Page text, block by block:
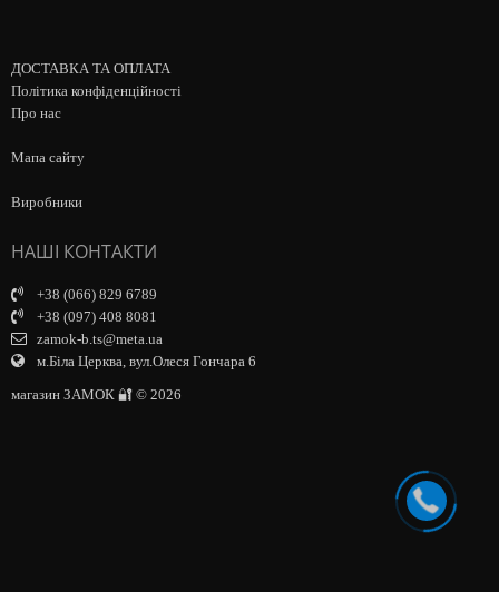
ДОСТАВКА ТА ОПЛАТА
Політика конфіденційності
Про нас
Мапа сайту
Виробники
НАШІ КОНТАКТИ
+38 (066) 829 6789
+38 (097) 408 8081
zamok-b.ts@meta.ua
м.Біла Церква, вул.Олеся Гончара 6
магазин ЗАМОК 🔐 © 2026